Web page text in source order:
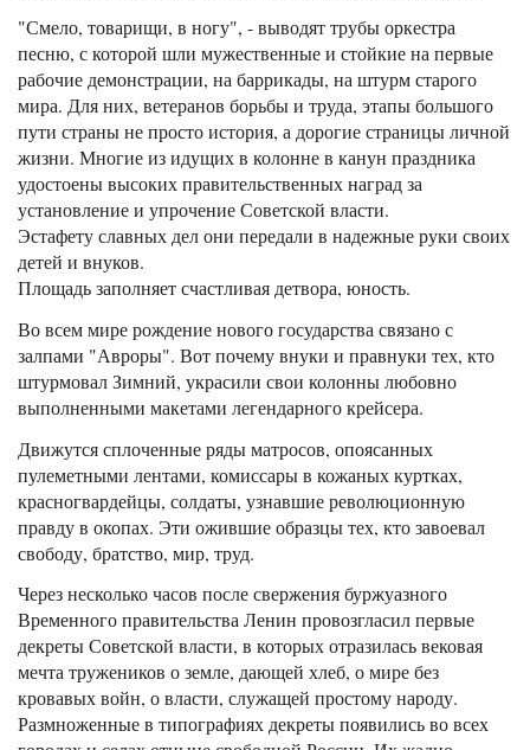
"Смело, товарищи, в ногу", - выводят трубы оркестра
песню, с которой шли мужественные и стойкие на первые
рабочие демонстрации, на баррикады, на штурм старого
мира. Для них, ветеранов борьбы и труда, этапы большого
пути страны не просто история, а дорогие страницы личной
жизни. Многие из идущих в колонне в канун праздника
удостоены высоких правительственных наград за
установление и упрочение Советской власти.
Эстафету славных дел они передали в надежные руки своих
детей и внуков.
Площадь заполняет счастливая детвора, юность.
Во всем мире рождение нового государства связано с
залпами "Авроры". Вот почему внуки и правнуки тех, кто
штурмовал Зимний, украсили свои колонны любовно
выполненными макетами легендарного крейсера.
Движутся сплоченные ряды матросов, опоясанных
пулеметными лентами, комиссары в кожаных куртках,
красногвардейцы, солдаты, узнавшие революционную
правду в окопах. Эти ожившие образцы тех, кто завоевал
свободу, братство, мир, труд.
Через несколько часов после свержения буржуазного
Временного правительства Ленин провозгласил первые
декреты Советской власти, в которых отразилась вековая
мечта тружеников о земле, дающей хлеб, о мире без
кровавых войн, о власти, служащей простому народу.
Размноженные в типографиях декреты появились во всех